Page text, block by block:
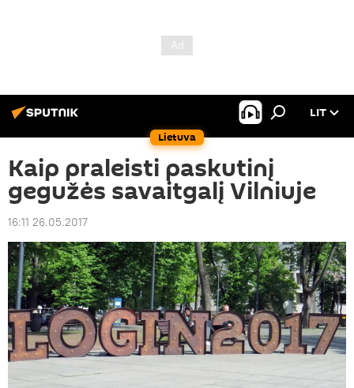
Lietuva
LIT
Kaip praleisti paskutinį
gegužės savaitgalį Vilniuje
16:11 26.05.2017